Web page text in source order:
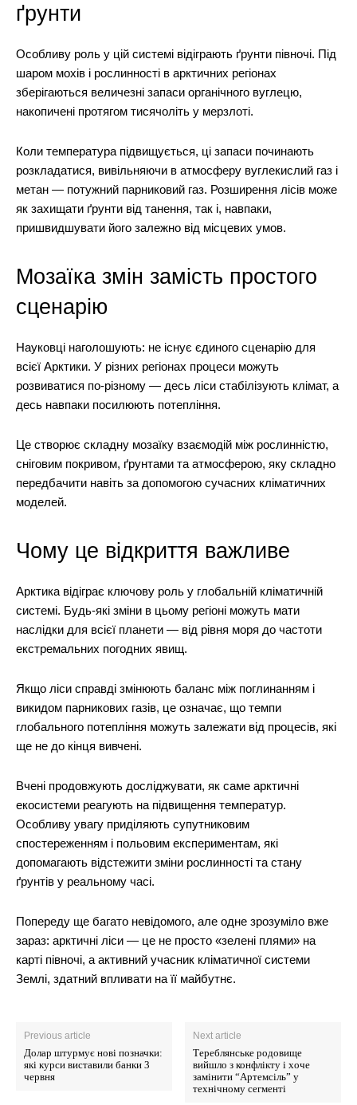
ґрунти
Особливу роль у цій системі відіграють ґрунти півночі. Під
шаром мохів і рослинності в арктичних регіонах
зберігаються величезні запаси органічного вуглецю,
накопичені протягом тисячоліть у мерзлоті.
Коли температура підвищується, ці запаси починають
розкладатися, вивільняючи в атмосферу вуглекислий газ і
метан — потужний парниковий газ. Розширення лісів може
як захищати ґрунти від танення, так і, навпаки,
пришвидшувати його залежно від місцевих умов.
Мозаїка змін замість простого
сценарію
Науковці наголошують: не існує єдиного сценарію для
всієї Арктики. У різних регіонах процеси можуть
розвиватися по-різному — десь ліси стабілізують клімат, а
десь навпаки посилюють потепління.
Це створює складну мозаїку взаємодій між рослинністю,
сніговим покривом, ґрунтами та атмосферою, яку складно
передбачити навіть за допомогою сучасних кліматичних
моделей.
Чому це відкриття важливе
Арктика відіграє ключову роль у глобальній кліматичній
системі. Будь-які зміни в цьому регіоні можуть мати
наслідки для всієї планети — від рівня моря до частоти
екстремальних погодних явищ.
Якщо ліси справді змінюють баланс між поглинанням і
викидом парникових газів, це означає, що темпи
глобального потепління можуть залежати від процесів, які
ще не до кінця вивчені.
Вчені продовжують досліджувати, як саме арктичні
екосистеми реагують на підвищення температур.
Особливу увагу приділяють супутниковим
спостереженням і польовим експериментам, які
допомагають відстежити зміни рослинності та стану
ґрунтів у реальному часі.
Попереду ще багато невідомого, але одне зрозуміло вже
зараз: арктичні ліси — це не просто «зелені плями» на
карті півночі, а активний учасник кліматичної системи
Землі, здатний впливати на її майбутнє.
Previous article
Долар штурмує нові позначки:
які курси виставили банки 3
червня
Next article
Тереблянське родовище
вийшло з конфлікту і хоче
замінити “Артемсіль” у
технічному сегменті